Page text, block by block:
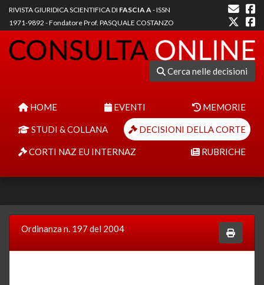
RIVISTA GIURIDICA SCIENTIFICA DI FASCIA A- ISSN
1971-9892 - Fondatore Prof. PASQUALE COSTANZO
Cerca nelle decisioni
HOME EVENTI MEMORIE
STUDI & COLLANA DECISIONI DELLA CORTE
CORTI NAZ EU INTERNAZ RUBRICHE
Ordinanza n. 197 del 2004